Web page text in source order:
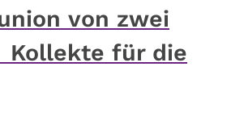
von zwei
für die